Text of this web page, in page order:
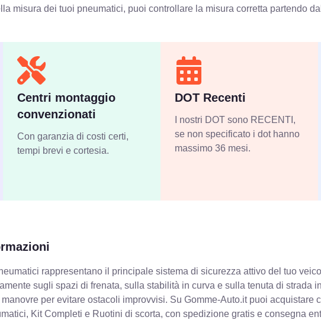
misura dei tuoi pneumatici, puoi controllare la misura corretta partendo dal
Centri montaggio
convenzionati
Con garanzia di costi certi,
tempi brevi e cortesia.
DOT Recenti
I nostri DOT sono RECENTI,
se non specificato i dot hanno
massimo 36 mesi.
rappresentano il principale sistema di sicurezza attivo del tuo
sugli spazi di frenata, sulla stabilità in curva e sulla tenuta di strada
per evitare ostacoli improvvisi. Su Gomme-Auto.it puoi acquistare
Kit Completi e Ruotini di scorta, con spedizione gratis e consegna